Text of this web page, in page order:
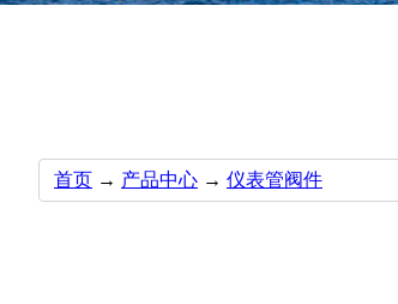
首页 → 产品中心 → 仪表管阀件